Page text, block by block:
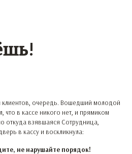
клиентов, очередь. Вошедший молодой
что в кассе никого нет, и прямиком
откуда взявшаяся Сотрудница,
в кассу и воскликнула:
не нарушайте порядок!